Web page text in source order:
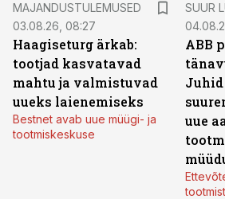
MAJANDUSTULEMUSED
03.08.26, 08:27
Haagiseturg ärkab:
tootjad kasvatavad
mahtu ja valmistuvad
uueks laienemiseks
Bestnet avab uue müügi- ja
tootmiskeskuse
SUUR
ABB
uue